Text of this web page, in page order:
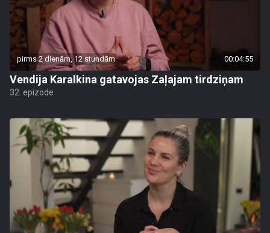
pirms 2 dienām, 12 stundām 00:04:55
Vendija Karalkina gatavojas Zaļajam tirdziņam
32. epizode